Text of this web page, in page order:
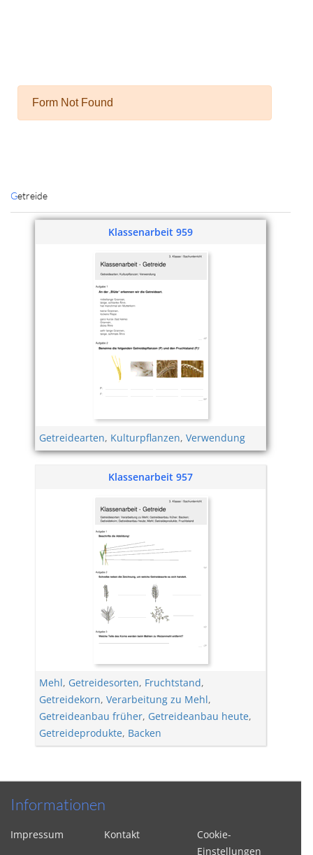
Getreide
Klassenarbeit 959
Getreidearten, Kulturpflanzen, Verwendung
Klassenarbeit 957
Mehl, Getreidesorten, Fruchtstand,
Getreidekorn, Verarbeitung zu Mehl,
Getreideanbau früher, Getreideanbau heute,
Getreideprodukte, Backen
Informationen
Impressum Kontakt
Cookie-
Einstellungen